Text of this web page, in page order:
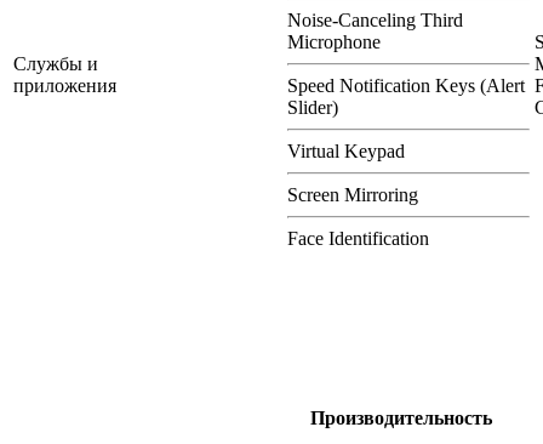
Службы и
приложения
Noise-Canceling Third
Microphone
Speed Notification Keys (Alert
Slider)
Virtual Keypad
Screen Mirroring
Face Identification
Производительность